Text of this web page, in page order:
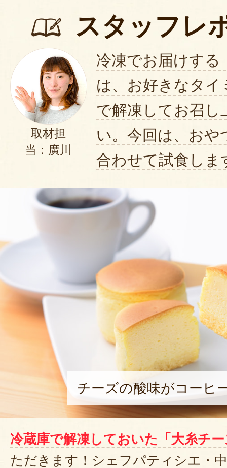
スタッフレ
取材担
当：廣川
冷凍でお届けする
は、お好きなタイ
で解凍してお召し
い。今回は、おや
合わせて試食しま
チーズの酸味がコーヒ
冷蔵庫で解凍しておいた「大糸チ
ただきます！シェフパティシエ・